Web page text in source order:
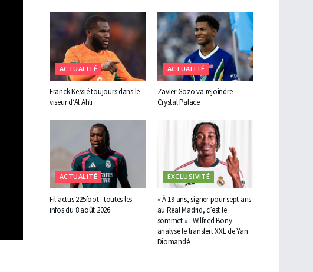
ACTUALITÉ
Franck Kessié toujours dans le
viseur d’Al Ahli
ACTUALITÉ
Zavier Gozo va rejoindre
Crystal Palace
ACTUALITÉ
Fil actus 225foot : toutes les
infos du 8 août 2026
EXCLUSIVITÉ
« À 19 ans, signer pour sept ans
au Real Madrid, c’est le
sommet » : Wilfried Bony
analyse le transfert XXL de Yan
Diomandé